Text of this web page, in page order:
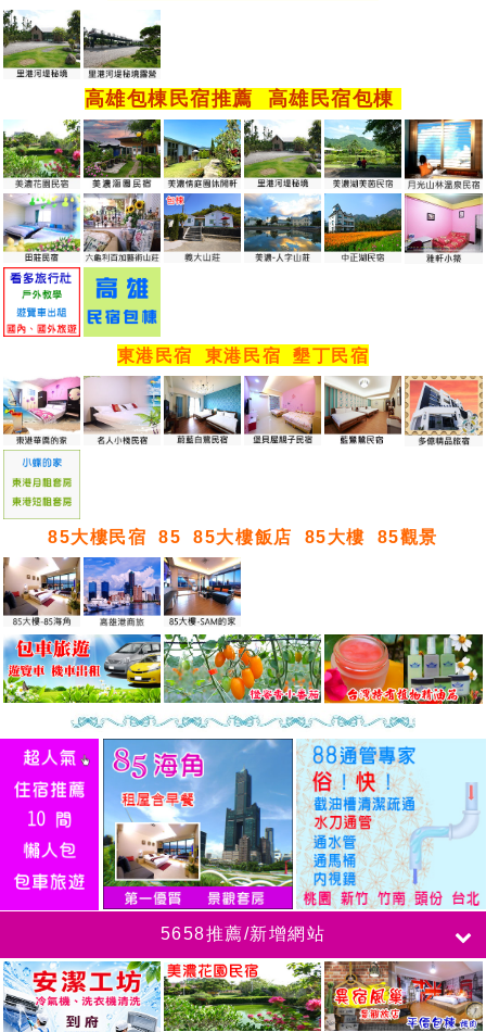
高雄包棟民宿推薦 高雄民宿包棟
東港民宿 東港民宿 墾丁民宿
85大樓民宿 85 85大樓飯店 85大樓 85觀景
5658推薦/新增網站